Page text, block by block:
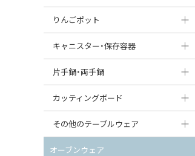
すべて見る
中皿（18〜24cm）
丸皿
スープ皿
大鉢（21cm〜）
中鉢（16〜21cm）
丸鉢・どんぶり・ボウル
茶碗
りんごポット
りんごポット
りんごポット小
キャニスター・保存容器
キャニスター
つぼ
片手鍋・両手鍋
ソースパン（片手鍋）
スープチュリーン
カッティングボード
角型カッティングボード
丸型カッティングボード
その他のテーブルウェア
調味料入れ
オーブンウェア